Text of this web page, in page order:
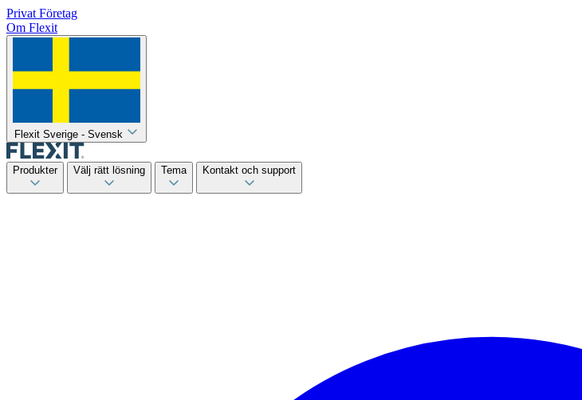
Privat Företag
Om Flexit
Flexit Sverige - Svensk
Produkter Välj rätt lösning Tema Kontakt och support